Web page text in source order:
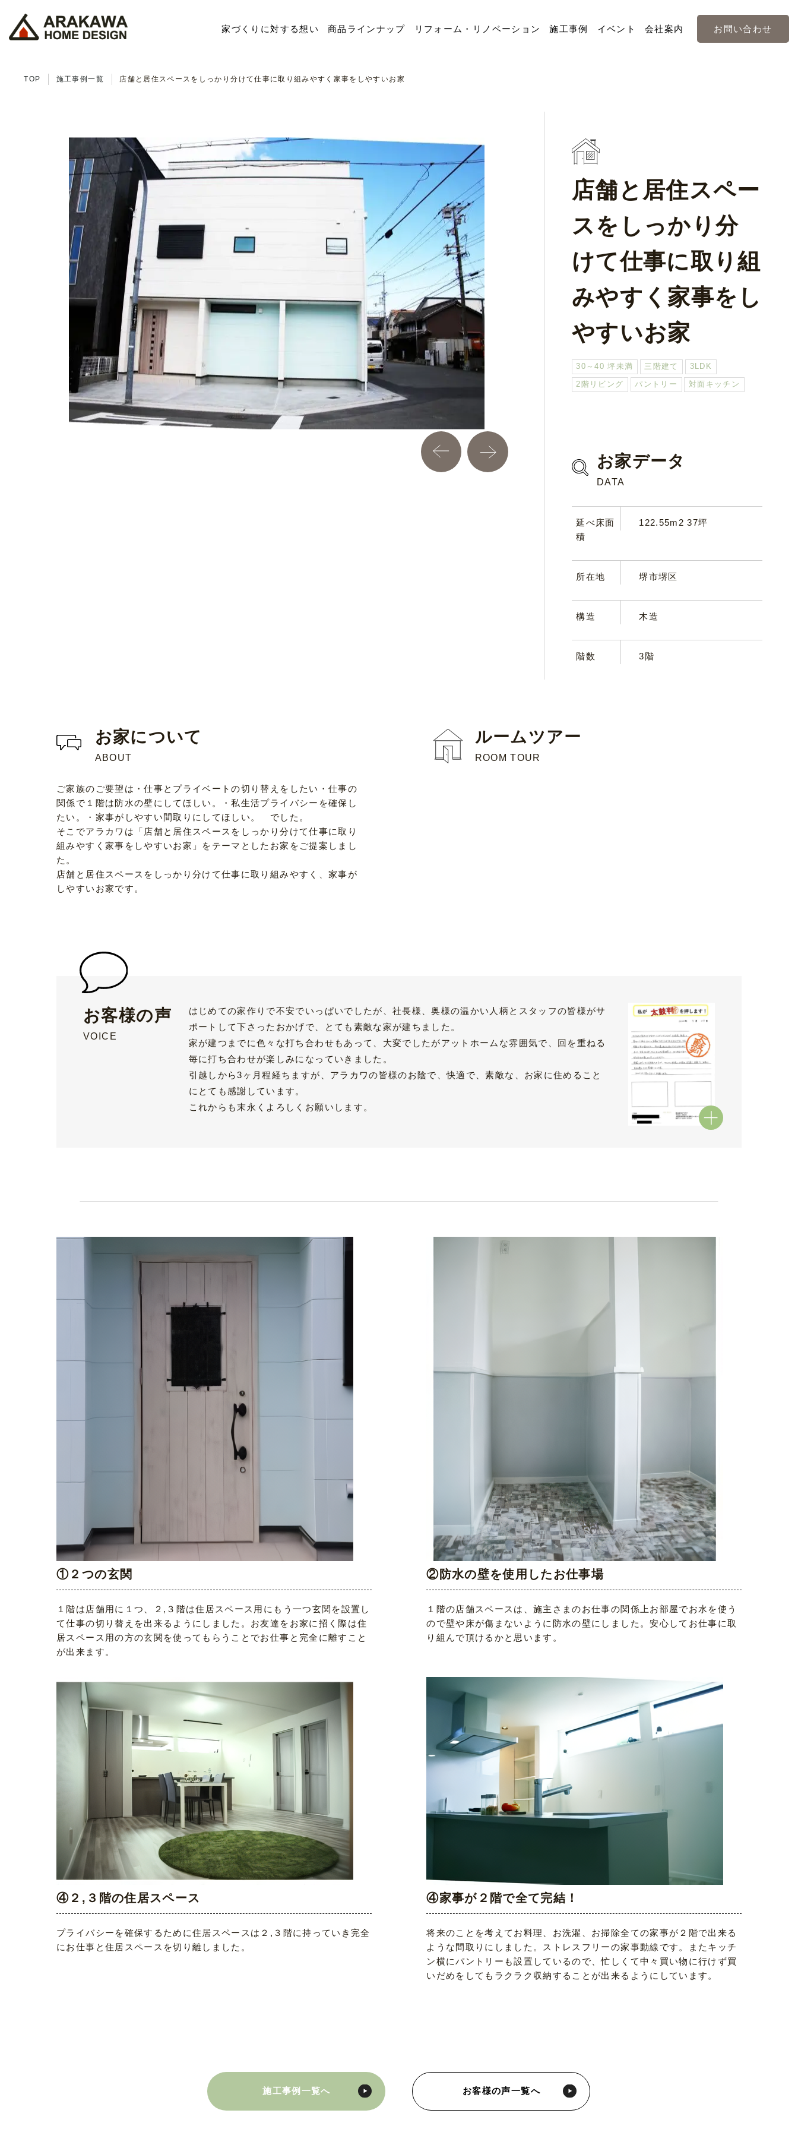
家づくりに対する想い 商品ラインナップ リフォーム・リノベーション 施工事例 イベント 会社案内 お問い合わせ
TOP 施工事例一覧 店舗と居住スペースをしっかり分けて仕事に取り組みやすく家事をしやすいお家
店舗と居住スペー
スをしっかり分
けて仕事に取り組
みやすく家事をし
やすいお家
30～40 坪未満 三階建て
3LDK
2階リビング
パントリー 対面キッチン
お家データ
DATA
延べ床面
積
122.55m2 37坪
所在地 堺市堺区
構造 木造
階数 3階
お家について
ABOUT
ご家族のご要望は・仕事とプライベートの切り替えをしたい・仕事の
関係で１階は防水の壁にしてほしい。・私生活プライバシーを確保し
たい。・家事がしやすい間取りにしてほしい。 でした。
そこでアラカワは「店舗と居住スペースをしっかり分けて仕事に取り
組みやすく家事をしやすいお家」をテーマとしたお家をご提案しまし
た。
店舗と居住スペースをしっかり分けて仕事に取り組みやすく、家事が
しやすいお家です。
ルームツアー
ROOM TOUR
お客様の声
VOICE
はじめての家作りで不安でいっぱいでしたが、社長様、奥様の温かい人柄とスタッフの皆様がサ
ポートして下さったおかげで、とても素敵な家が建ちました。
家が建つまでに色々な打ち合わせもあって、大変でしたがアットホームな雰囲気で、回を重ねる
毎に打ち合わせが楽しみになっていきました。
引越しから3ヶ月程経ちますが、アラカワの皆様のお陰で、快適で、素敵な、お家に住めること
にとても感謝しています。
これからも末永くよろしくお願いします。
①２つの玄関
１階は店舗用に１つ、２,３階は住居スペース用にもう一つ玄関を設置し
て仕事の切り替えを出来るようにしました。お友達をお家に招く際は住
居スペース用の方の玄関を使ってもらうことでお仕事と完全に離すこと
が出来ます。
②防水の壁を使用したお仕事場
１階の店舗スペースは、施主さまのお仕事の関係上お部屋でお水を使う
ので壁や床が傷まないように防水の壁にしました。安心してお仕事に取
り組んで頂けるかと思います。
④２,３階の住居スペース
プライバシーを確保するために住居スペースは２,３階に持っていき完全
にお仕事と住居スペースを切り離しました。
④家事が２階で全て完結！
将来のことを考えてお料理、お洗濯、お掃除全ての家事が２階で出来る
ような間取りにしました。ストレスフリーの家事動線です。またキッチ
ン横にパントリーも設置しているので、忙しくて中々買い物に行けず買
いだめをしてもラクラク収納することが出来るようにしています。
施工事例一覧へ お客様の声一覧へ